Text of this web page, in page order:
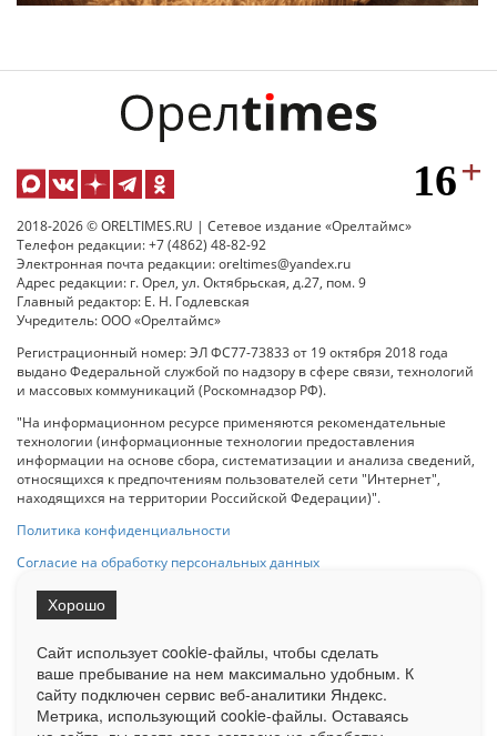
2018-2026 © ORELTIMES.RU | Сетевое издание «Орелтаймс»
Телефон редакции: +7 (4862) 48-82-92
Электронная почта редакции: oreltimes@yandex.ru
Адрес редакции: г. Орел, ул. Октябрьская, д.27, пом. 9
Главный редактор: Е. Н. Годлевская
Учредитель: ООО «Орелтаймс»
Регистрационный номер: ЭЛ ФС77-73833 от 19 октября 2018 года
выдано Федеральной службой по надзору в сфере связи, технологий
и массовых коммуникаций (Роскомнадзор РФ).
"На информационном ресурсе применяются рекомендательные
технологии (информационные технологии предоставления
информации на основе сбора, систематизации и анализа сведений,
относящихся к предпочтениям пользователей сети "Интернет",
находящихся на территории Российской Федерации)".
Политика конфиденциальности
Согласие на обработку персональных данных
на Сетевое издание «ОрелТаймс» обязательна.
Ограниченная статистика посещаемости доступна на сайте
Liveinternet.ru . Подробная статистика для рекламодателей по запросу
Сайт использует cookie-файлы, чтобы сделать
ваше пребывание на нем максимально удобным. К
cайту подключен сервис веб-аналитики Яндекс.
Метрика, использующий cookie-файлы. Оставаясь
Хорошо